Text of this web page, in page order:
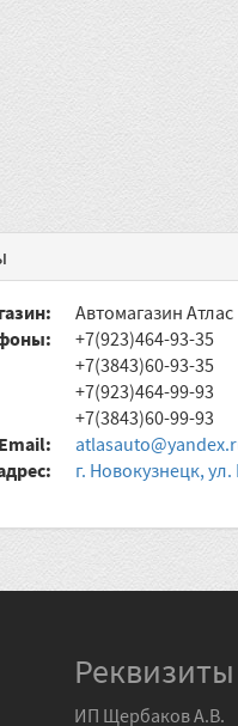
Автомагазин Атлас
+7(923)464-93-35
+7(3843)60-93-35
+7(923)464-99-93
+7(3843)60-99-93
Email:
г. Новокузнецк,
Реквизиты
ИП Щербаков А.В.